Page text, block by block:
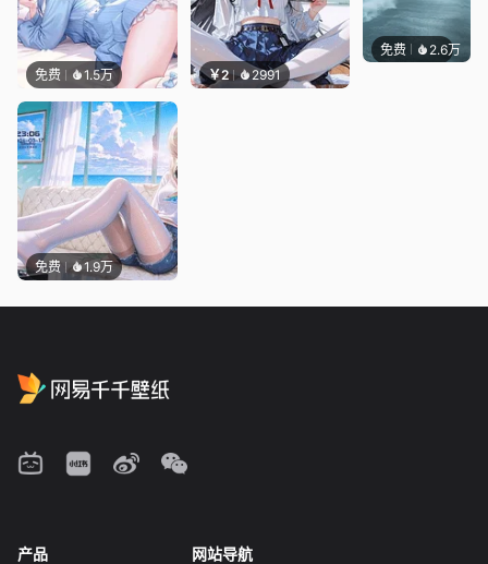
免费 1.5万 ￥2 2991
免费 1.9万
免费 2.6万
产品 网站导航